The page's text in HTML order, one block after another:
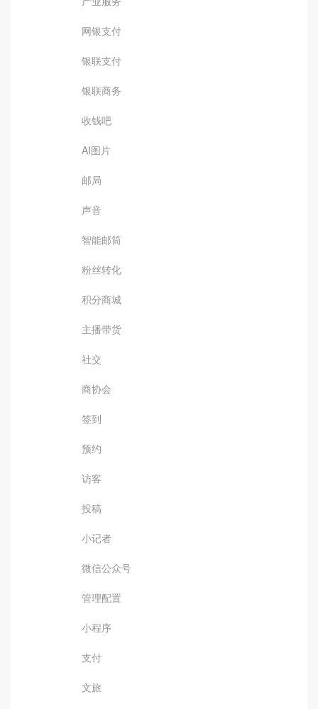
网银支付
银联支付
银联商务
收钱吧
AI图片
邮局
声音
智能邮筒
粉丝转化
积分商城
主播带货
社交
商协会
签到
预约
访客
投稿
小记者
微信公众号
管理配置
小程序
支付
文旅